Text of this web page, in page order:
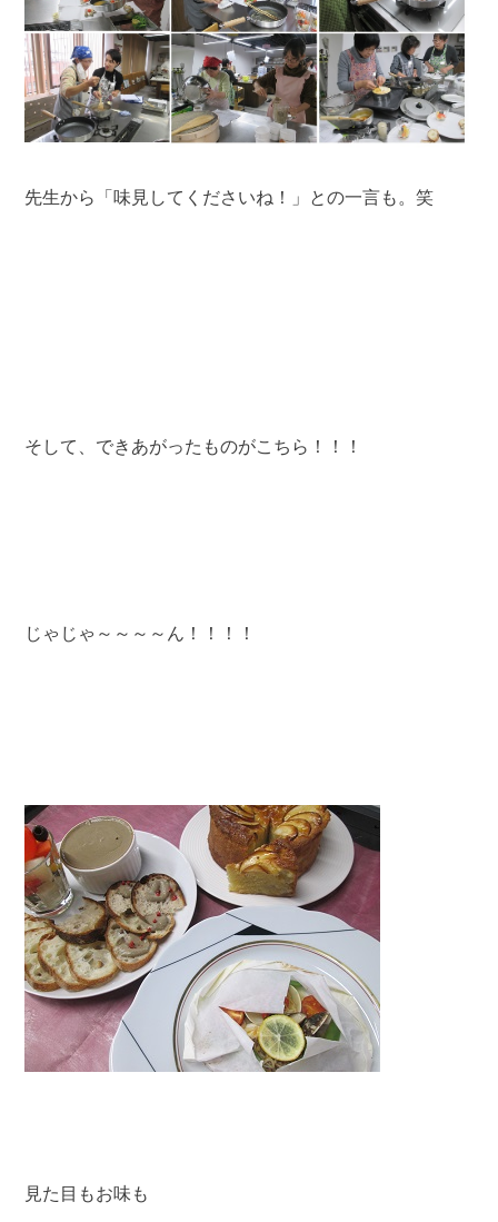
先生から「味見してくださいね！」との一言も。笑
そして、できあがったものがこちら！！！
じゃじゃ～～～～ん！！！！
見た目もお味も